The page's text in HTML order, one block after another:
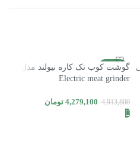
-13%
اتمام موجودی
گوشت کوب تک کاره نیولند مدل
Electric meat grinder
4,913,800
4,279,100 تومان